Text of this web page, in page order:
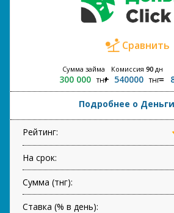
Сравнить
Сумма займа
300 000 тнг
Комиссия 90дн
540000 тнг
Подробнее о
Рейтинг:
На срок:
Сумма (тнг):
Ставка (% в день):